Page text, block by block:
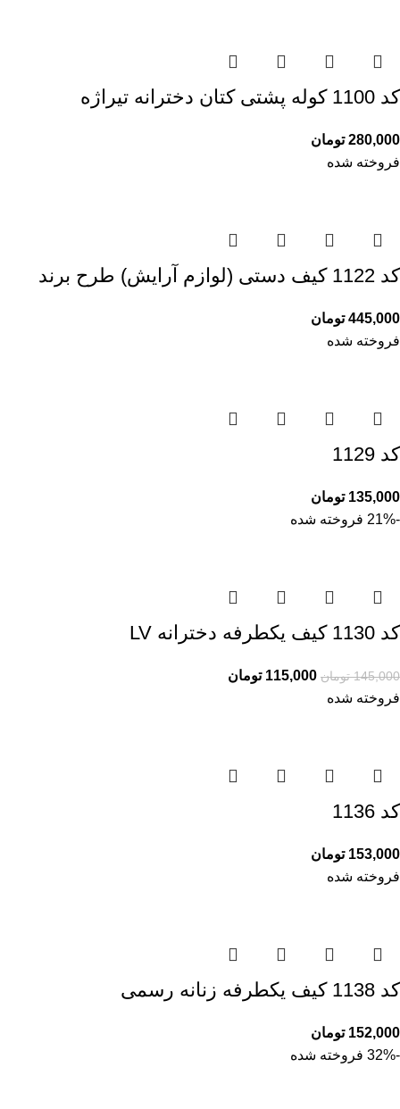
کد 1100 کوله پشتی کتان دخترانه تیراژه
280,000 تومان
فروخته شده
کد 1122 کیف دستی (لوازم آرایش) طرح برند
445,000 تومان
فروخته شده
کد 1129
135,000 تومان
-21%
فروخته شده
کد 1130 کیف یکطرفه دخترانه LV
145,000 تومان 115,000 تومان
فروخته شده
کد 1136
153,000 تومان
فروخته شده
کد 1138 کیف یکطرفه زنانه رسمی
152,000 تومان
-32%
فروخته شده